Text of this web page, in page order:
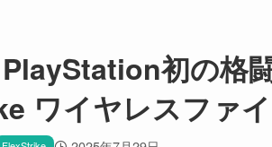
PlayStation初の格
ワイヤレスファ